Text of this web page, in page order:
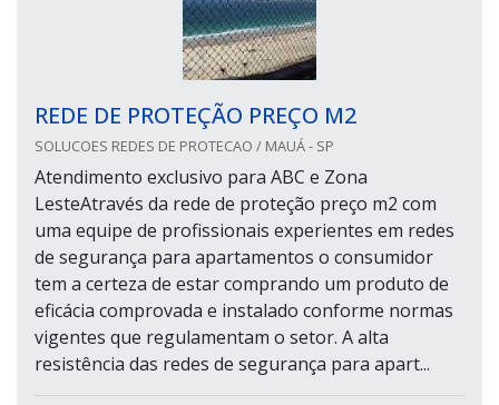
REDE DE PROTEÇÃO PREÇO M2
SOLUCOES REDES DE PROTECAO / MAUÁ - SP
Atendimento exclusivo para ABC e Zona
LesteAtravés da rede de proteção preço m2 com
uma equipe de profissionais experientes em redes
de segurança para apartamentos o consumidor
tem a certeza de estar comprando um produto de
eficácia comprovada e instalado conforme normas
vigentes que regulamentam o setor. A alta
resistência das redes de segurança para apart...